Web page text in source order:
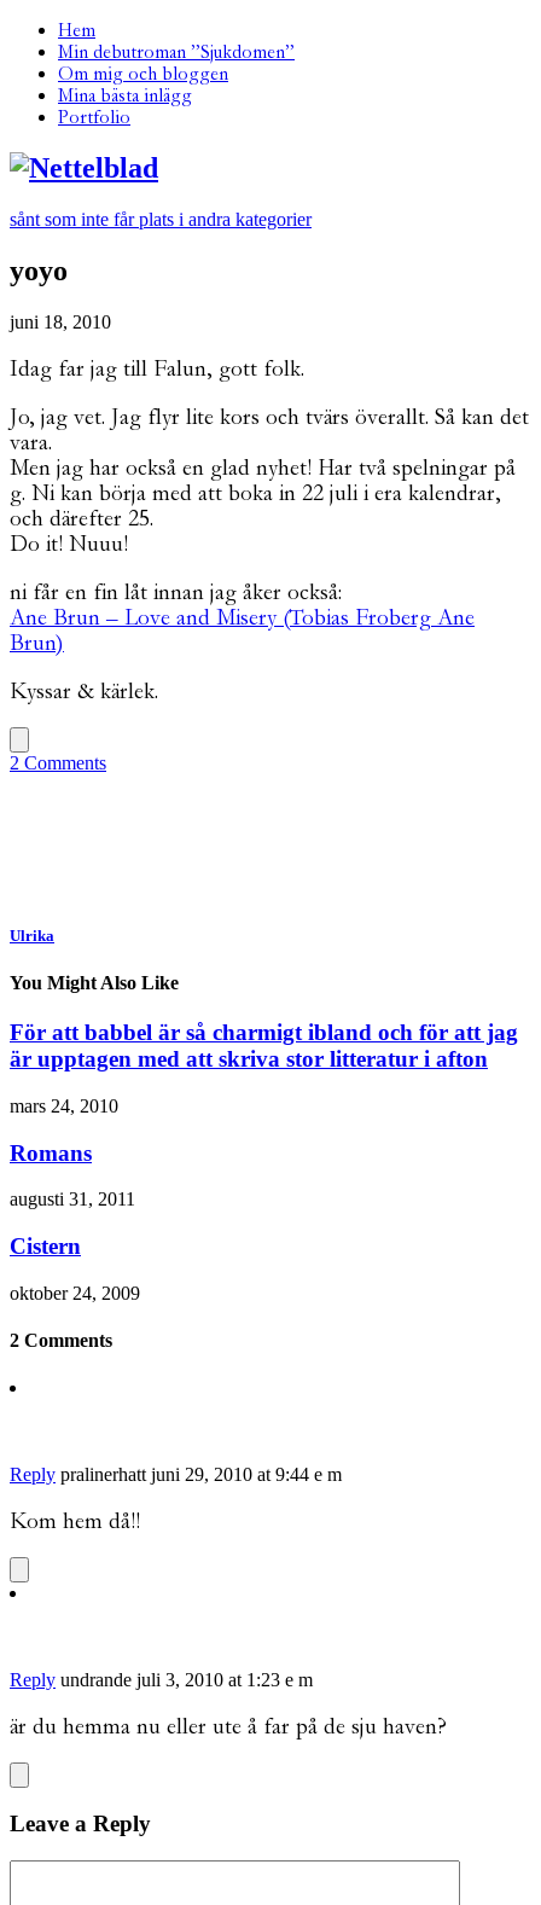
Hem
Min debutroman ”Sjukdomen”
Om mig och bloggen
Mina bästa inlägg
Portfolio
sånt som inte får plats i andra kategorier
yoyo
juni 18, 2010
Idag far jag till Falun, gott folk.
Jo, jag vet. Jag flyr lite kors och tvärs överallt. Så kan det
vara.
Men jag har också en glad nyhet! Har två spelningar på
g. Ni kan börja med att boka in 22 juli i era kalendrar,
och därefter 25.
Do it! Nuuu!
ni får en fin låt innan jag åker också:
Ane Brun – Love and Misery (Tobias Froberg Ane
Brun)
Kyssar & kärlek.
2 Comments
Ulrika
You Might Also Like
För att babbel är så charmigt ibland och för att jag
är upptagen med att skriva stor litteratur i afton
mars 24, 2010
Romans
augusti 31, 2011
Cistern
oktober 24, 2009
2 Comments
Reply pralinerhatt juni 29, 2010 at 9:44 e m
Kom hem då!!
Reply undrande juli 3, 2010 at 1:23 e m
är du hemma nu eller ute å far på de sju haven?
Leave a Reply